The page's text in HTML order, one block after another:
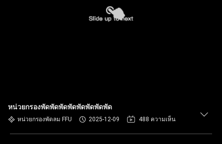
หน่วยกรองพัดพัดพัดพัดพัดพัดพัดพัด
หน่วยกรองพัดลม FFU 2025-12-09 488 ความเห็น